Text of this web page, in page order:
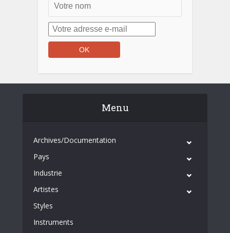
Menu
Archives/Documentation
Pays
Industrie
Artistes
Styles
Instruments